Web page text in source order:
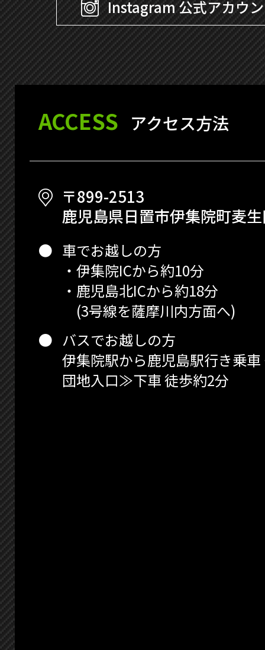
Instagram 公式アカウ
ACCESS アクセス方法
〒899-2513
鹿児島県日置市伊集院町麦
車でお越しの方
・伊集院ICから約10分
・鹿児島北ICから約18分
(3号線を薩摩川内方面へ)
バスでお越しの方
伊集院駅から鹿児島駅行き乗
団地入口≫下車 徒歩約2分